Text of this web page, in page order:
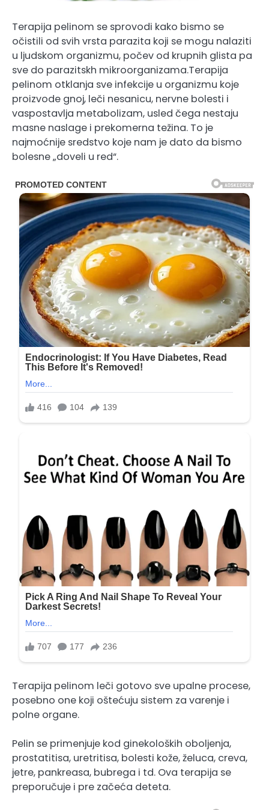
Terapija pelinom se sprovodi kako bismo se
očistili od svih vrsta parazita koji se mogu nalaziti
u ljudskom organizmu, počev od krupnih glista pa
sve do parazitskh mikroorganizama.Terapija
pelinom otklanja sve infekcije u organizmu koje
proizvode gnoj, leči nesanicu, nervne bolesti i
vaspostavlja metabolizam, usled čega nestaju
masne naslage i prekomerna težina. To je
najmoćnije sredstvo koje nam je dato da bismo
bolesne „doveli u red“.
Terapija pelinom leči gotovo sve upalne procese,
posebno one koji oštećuju sistem za varenje i
polne organe.
Pelin se primenjuje kod ginekoloških oboljenja,
prostatitisa, uretritisa, bolesti kože, želuca, creva,
jetre, pankreasa, bubrega i td. Ova terapija se
preporučuje i pre začeća deteta.